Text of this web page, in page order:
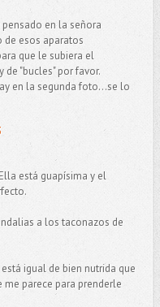
en la señora
esos aparatos
que le subiera el
"bucles" por favor.
en la segunda foto...se lo
está guapísima y el
a los taconazos de
igual de bien nutrida que
parece para prenderle